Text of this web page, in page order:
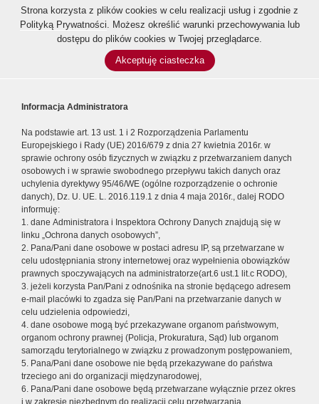
Strona korzysta z plików cookies w celu realizacji usług i zgodnie z
Polityką Prywatności. Możesz określić warunki przechowywania lub
dostępu do plików cookies w Twojej przeglądarce.
Akceptuję ciasteczka
Informacja Administratora
Na podstawie art. 13 ust. 1 i 2 Rozporządzenia Parlamentu
Europejskiego i Rady (UE) 2016/679 z dnia 27 kwietnia 2016r. w
sprawie ochrony osób fizycznych w związku z przetwarzaniem danych
osobowych i w sprawie swobodnego przepływu takich danych oraz
uchylenia dyrektywy 95/46/WE (ogólne rozporządzenie o ochronie
danych), Dz. U. UE. L. 2016.119.1 z dnia 4 maja 2016r., dalej RODO
informuję:
1. dane Administratora i Inspektora Ochrony Danych znajdują się w
linku „Ochrona danych osobowych”,
2. Pana/Pani dane osobowe w postaci adresu IP, są przetwarzane w
celu udostępniania strony internetowej oraz wypełnienia obowiązków
prawnych spoczywających na administratorze(art.6 ust.1 lit.c RODO),
3. jeżeli korzysta Pan/Pani z odnośnika na stronie będącego adresem
e-mail placówki to zgadza się Pan/Pani na przetwarzanie danych w
celu udzielenia odpowiedzi,
4. dane osobowe mogą być przekazywane organom państwowym,
organom ochrony prawnej (Policja, Prokuratura, Sąd) lub organom
samorządu terytorialnego w związku z prowadzonym postępowaniem,
5. Pana/Pani dane osobowe nie będą przekazywane do państwa
trzeciego ani do organizacji międzynarodowej,
6. Pana/Pani dane osobowe będą przetwarzane wyłącznie przez okres
i w zakresie niezbędnym do realizacji celu przetwarzania,